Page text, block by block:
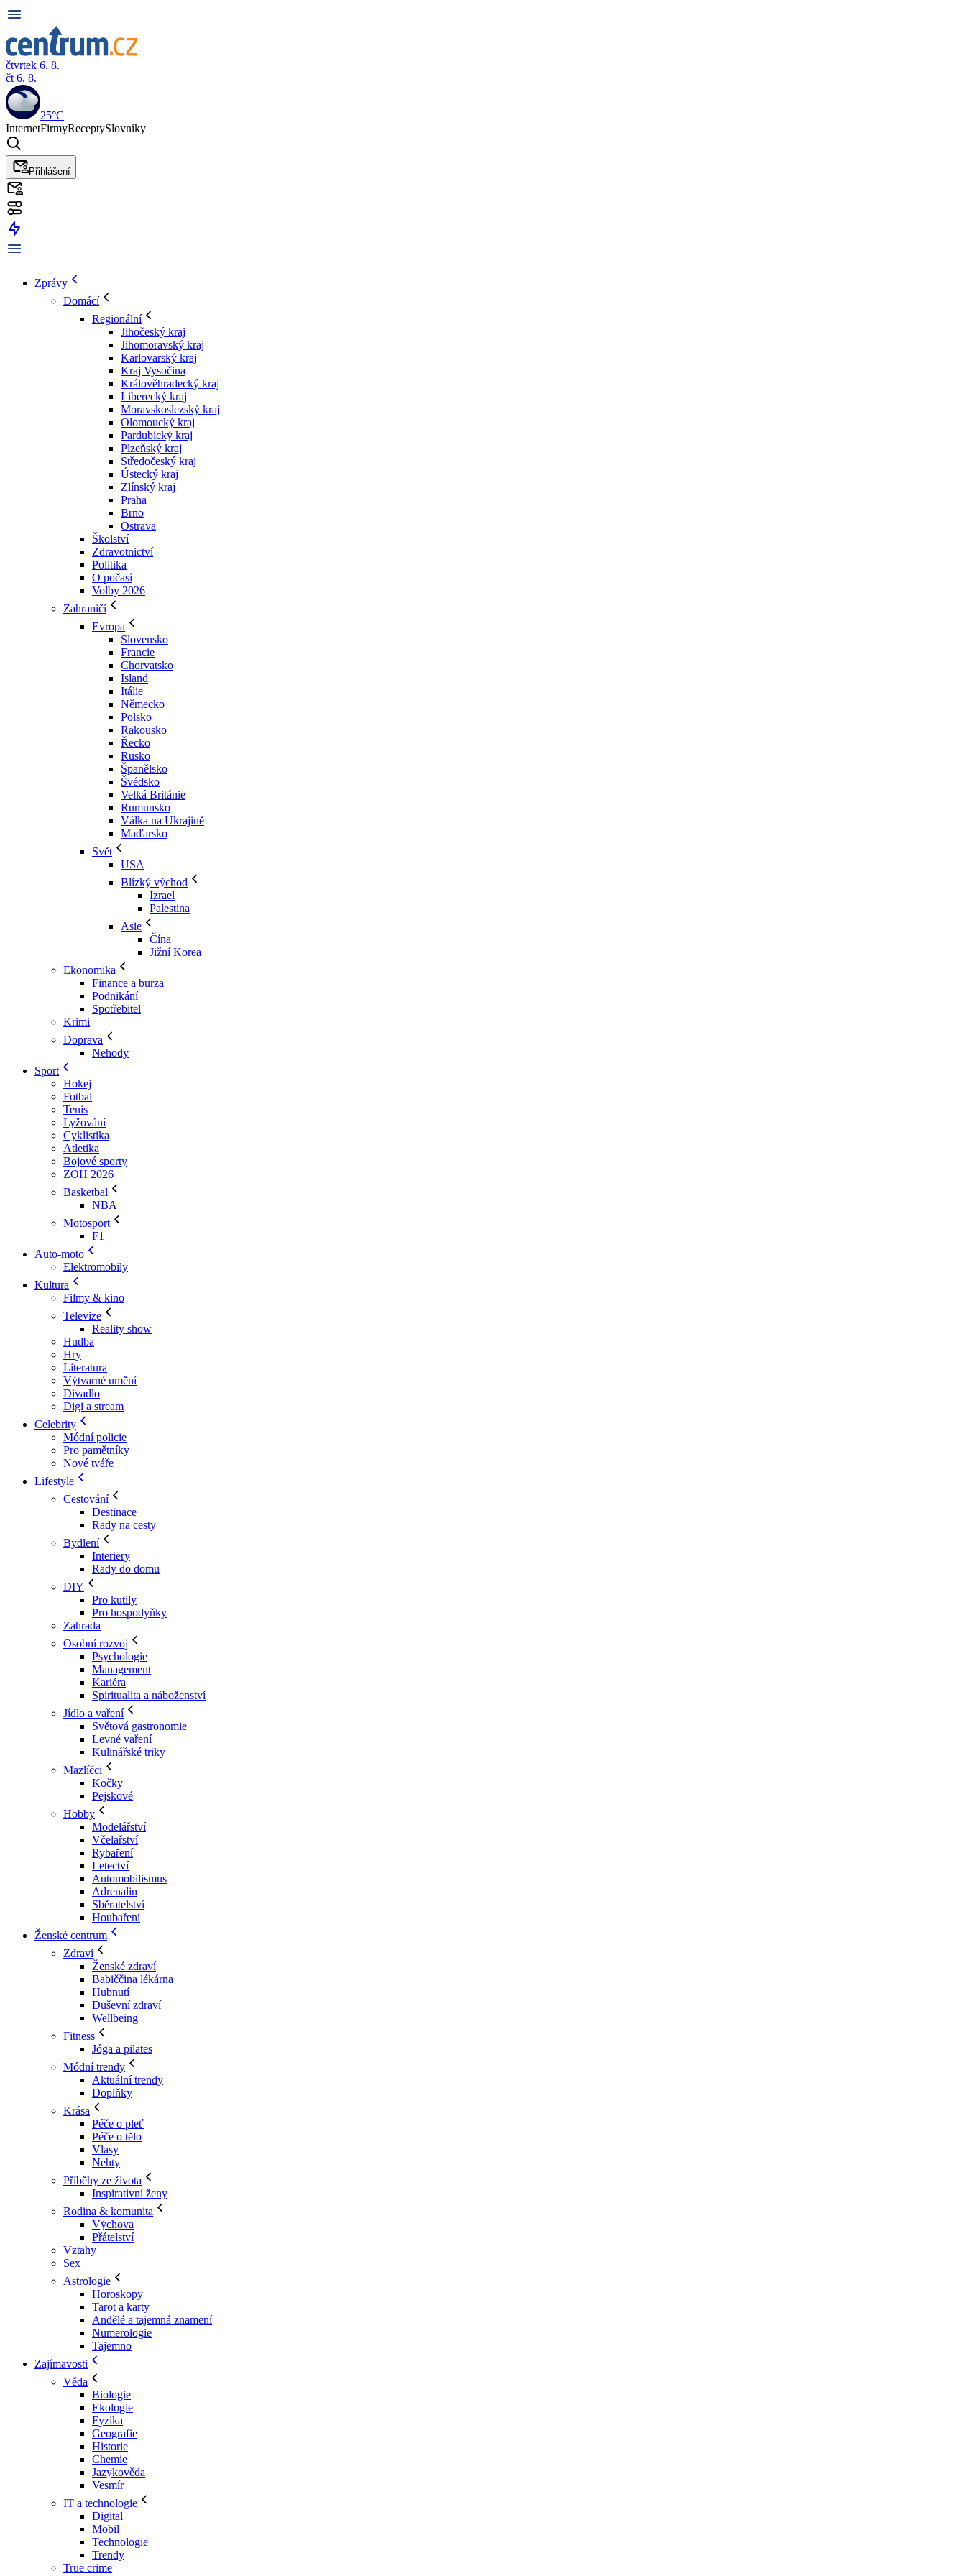
čtvrtek 6. 8.
čt 6. 8.
25°C
InternetFirmyReceptySlovníky
Přihlášení
Zprávy
Domácí
Regionální
Jihočeský kraj
Jihomoravský kraj
Karlovarský kraj
Kraj Vysočina
Králověhradecký kraj
Liberecký kraj
Moravskoslezský kraj
Olomoucký kraj
Pardubický kraj
Plzeňský kraj
Středočeský kraj
Ústecký kraj
Zlínský kraj
Praha
Brno
Ostrava
Školství
Zdravotnictví
Politika
O počasí
Volby 2026
Zahraničí
Evropa
Slovensko
Francie
Chorvatsko
Island
Itálie
Německo
Polsko
Rakousko
Řecko
Rusko
Španělsko
Švédsko
Velká Británie
Rumunsko
Válka na Ukrajině
Maďarsko
Svět
USA
Blízký východ
Izrael
Palestina
Asie
Čína
Jižní Korea
Ekonomika
Finance a burza
Podnikání
Spotřebitel
Krimi
Doprava
Nehody
Sport
Hokej
Fotbal
Tenis
Lyžování
Cyklistika
Atletika
Bojové sporty
ZOH 2026
Basketbal
NBA
Motosport
F1
Auto-moto
Elektromobily
Kultura
Filmy & kino
Televize
Reality show
Hudba
Hry
Literatura
Výtvarné umění
Divadlo
Digi a stream
Celebrity
Módní policie
Pro pamětníky
Nové tváře
Lifestyle
Cestování
Destinace
Rady na cesty
Bydlení
Interiery
Rady do domu
DIY
Pro kutily
Pro hospodyňky
Zahrada
Osobní rozvoj
Psychologie
Management
Kariéra
Spiritualita a náboženství
Jídlo a vaření
Světová gastronomie
Levné vaření
Kulinářské triky
Mazlíčci
Kočky
Pejskové
Hobby
Modelářství
Včelařství
Rybaření
Letectví
Automobilismus
Adrenalin
Sběratelství
Houbaření
Ženské centrum
Zdraví
Ženské zdraví
Babiččina lékárna
Hubnutí
Duševní zdraví
Wellbeing
Fitness
Jóga a pilates
Módní trendy
Aktuální trendy
Doplňky
Krása
Péče o pleť
Péče o tělo
Vlasy
Nehty
Příběhy ze života
Inspirativní ženy
Rodina & komunita
Výchova
Přátelství
Vztahy
Sex
Astrologie
Horoskopy
Tarot a karty
Andělé a tajemná znamení
Numerologie
Tajemno
Zajímavosti
Věda
Biologie
Ekologie
Fyzika
Geografie
Historie
Chemie
Jazykověda
Vesmír
IT a technologie
Digital
Mobil
Technologie
Trendy
True crime